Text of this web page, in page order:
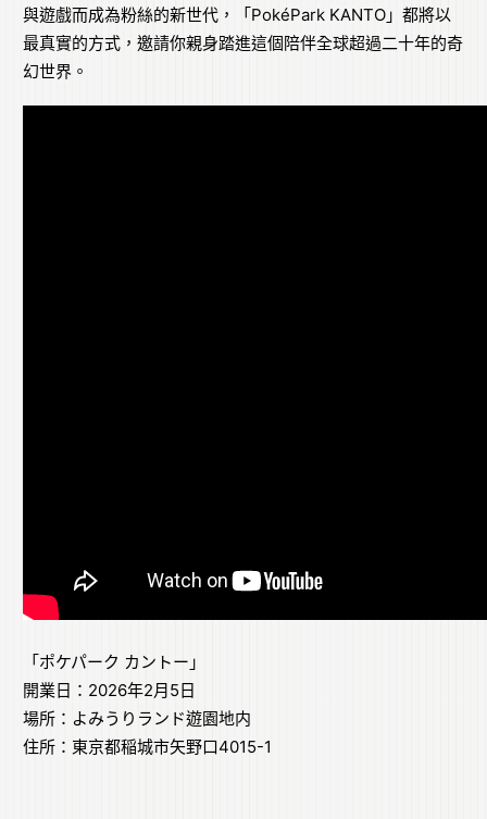
與遊戲而成為粉絲的新世代，「PokéPark KANTO」都將以
最真實的方式，邀請你親身踏進這個陪伴全球超過二十年的奇
幻世界。
「ポケパーク カントー」
開業日：2026年2月5日
場所：よみうりランド遊園地内
住所：東京都稲城市矢野口4015-1